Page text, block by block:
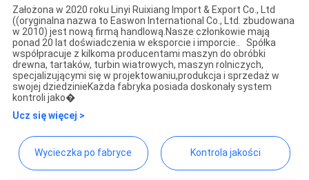
AKTUALNOŚCI
POPROSIĆ
O
WYCENĘ
SITEMAP
Linyi Ruixiang Import &
Export Co., Ltd.
Założona w 2020 roku Linyi Ruixiang Import & Export Co., Ltd
((oryginalna nazwa to Easwon International Co., Ltd. zbudowana
w 2010) jest nową firmą handlową.Nasze członkowie mają
ponad 20 lat doświadczenia w eksporcie i imporcie.. Spółka
współpracuje z kilkoma producentami maszyn do obróbki
drewna, tartaków, turbin wiatrowych, maszyn rolniczych,
specjalizującymi się w projektowaniu,produkcja i sprzedaż w
swojej dziedzinieKażda fabryka posiada doskonały system
kontroli jako�
Ucz się więcej >
Wycieczka po fabryce Kontrola jakości